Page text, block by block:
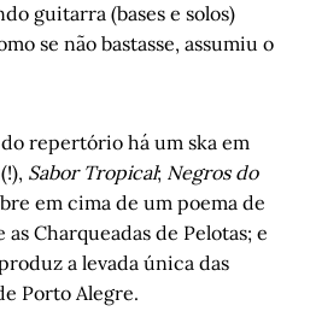
guitarra (bases e solos)
se não bastasse, assumiu o
repertório há um ska em
Sabor Tropical; Negros do
em cima de um poema de
Charqueadas de Pelotas; e
a levada única das
Porto Alegre.